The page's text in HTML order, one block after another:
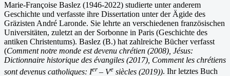
Marie-Françoise Baslez (1946-2022) studierte unter anderem
Geschichte und verfasste ihre Dissertation unter der Ägide des
Gräzisten André Laronde. Sie lehrte an verschiedenen französischen
Universitäten, zuletzt an der Sorbonne in Paris (Geschichte des
antiken Christentums). Baslez (B.) hat zahlreiche Bücher verfasst
(Comment notre monde est devenu chrétien (2008), Jésus:
Dictionnaire historique des évangiles (2017), Comment les chrétiens
sont devenus catholiques: Ier – Ve siècles (2019)). Ihr letztes Buch